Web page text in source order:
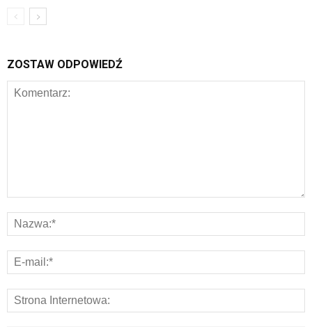
ZOSTAW ODPOWIEDŹ